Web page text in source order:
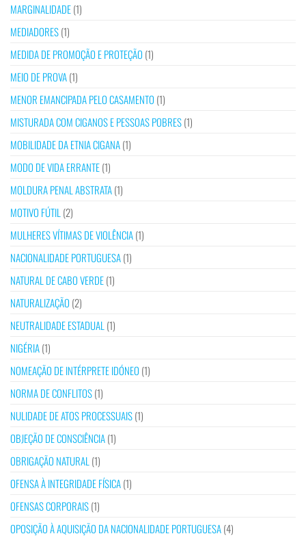
MARGINALIDADE(1)
MEDIADORES(1)
MEDIDA DE PROMOÇÃO E PROTEÇÃO (1)
MEIO DE PROVA(1)
MENOR EMANCIPADA PELO CASAMENTO (1)
MISTURADA COM CIGANOS E PESSOAS POBRES(1)
MOBILIDADE DA ETNIA CIGANA(1)
MODO DE VIDA ERRANTE(1)
MOLDURA PENAL ABSTRATA(1)
MOTIVO FÚTIL (2)
MULHERES VÍTIMAS DE VIOLÊNCIA(1)
NACIONALIDADE PORTUGUESA(1)
NATURAL DE CABO VERDE(1)
NATURALIZAÇÃO (2)
NEUTRALIDADE ESTADUAL (1)
NIGÉRIA(1)
NOMEAÇÃO DE INTÉRPRETE IDÓNEO (1)
NORMA DE CONFLITOS(1)
NULIDADE DE ATOS PROCESSUAIS(1)
OBJEÇÃO DE CONSCIÊNCIA(1)
OBRIGAÇÃO NATURAL (1)
OFENSA À INTEGRIDADE FÍSICA(1)
OFENSAS CORPORAIS(1)
OPOSIÇÃO À AQUISIÇÃO DA NACIONALIDADE PORTUGUESA(4)